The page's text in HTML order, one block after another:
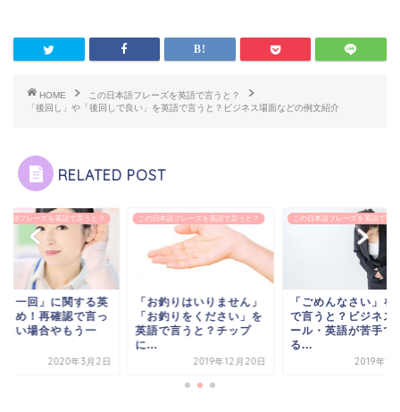
HOME
この日本語フレーズを英語で言うと？
「後回し」や「後回しで良い」を英語で言うと？ビジネス場面などの例文紹介
RELATED POST
本語フレーズを英語で言うと？
う一回」に関する英
とめ！再確認で言っ
しい場合やもう一
2020年3月2日
この日本語フレーズを英語で言うと？
「お釣りはいりません」
「お釣りをください」を
英語で言うと？チップ
に...
2019年12月20日
この日本語フレーズを英語で言
「ごめんなさい」を
で言うと？ビジネス
ール・英語が苦手で
る...
2019年12